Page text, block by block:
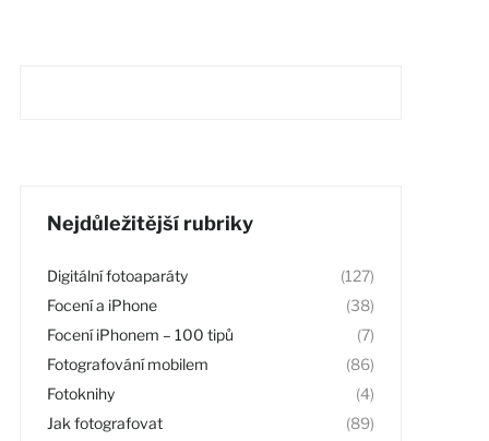
Nejdůležitější rubriky
Digitální fotoaparáty
(127)
Focení a iPhone
(38)
Focení iPhonem – 100 tipů
(7)
Fotografování mobilem
(86)
Fotoknihy
(4)
Jak fotografovat
(89)